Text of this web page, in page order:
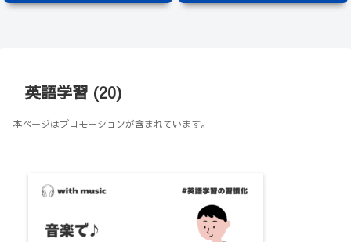
英語学習 (20)
本ページはプロモーションが含まれています。